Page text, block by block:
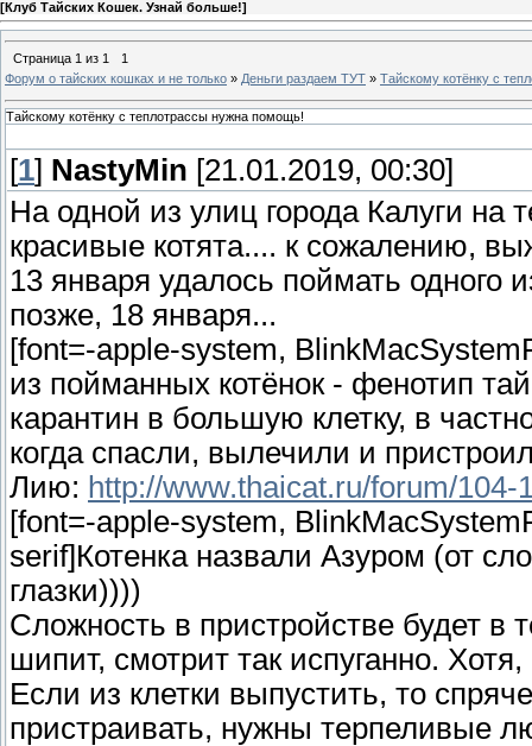
[Клуб Тайских Кошек. Узнай больше!]
Страница 1 из 1
1
Форум о тайских кошках и не только » Деньги раздаем ТУТ » Тайскому котёнку с
Тайскому котёнку с теплотрассы нужна помощь!
[1] NastyMin [21.01.2019, 00:30]
На одной из улиц города Калуги на
красивые котята.... к сожалению,
13 января удалось поймать одного
позже, 18 января...
[font=-apple-system,
из пойманных котёнок - фенотип
карантин в большую клетку, в
когда спасли, вылечили и
Лию: http://www.thaicat.ru/forum/104-
[font=-apple-system,
serif]Котенка назвали Азуром (от
глазки))))
Сложность в пристройстве будет в
шипит, смотрит так испуганно.
Если из клетки выпустить, то
пристраивать, нужны терпеливые